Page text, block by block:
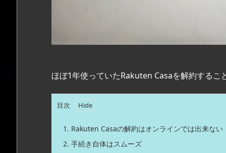
ほぼ1年使っていたRakuten Casaを解約するこ
目次
1. Rakuten Casaの解約はオンラインでは出来ない
2. 手続き自体はスムーズ